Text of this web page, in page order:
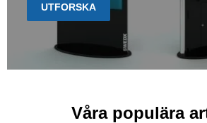
UTFORSKA
Våra populära